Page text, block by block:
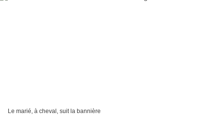
Le marié, à cheval, suit la bannière